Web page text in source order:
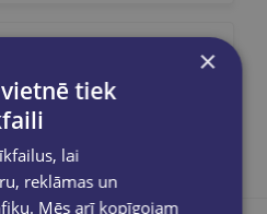
×
tiek
lai
reklāmas un
Mēs arī kopīgojam